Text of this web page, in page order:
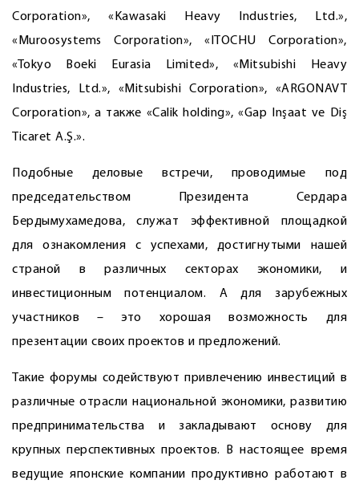
Corporation», «Kawasaki Heavy Industries, Ltd.»,
«Muroosystems Corporation», «ITOCHU Corporation»,
«Tokyo Boeki Eurasia Limited», «Mitsubishi Heavy
Industries, Ltd.», «Mitsubishi Corporation», «ARGONAVT
Corporation», а также «Calik holding», «Gap Inşaat ve Diş
Ticaret A.Ş.».
Подобные деловые встречи, проводимые под
председательством Президента Сердара
Бердымухамедова, служат эффективной площадкой
для ознакомления с успехами, достигнутыми нашей
страной в различных секторах экономики, и
инвестиционным потенциалом. А для зарубежных
участников – это хорошая возможность для
презентации своих проектов и предложений.
Такие форумы содействуют привлечению инвестиций в
различные отрасли национальной экономики, развитию
предпринимательства и закладывают основу для
крупных перспективных проектов. В настоящее время
ведущие японские компании продуктивно работают в